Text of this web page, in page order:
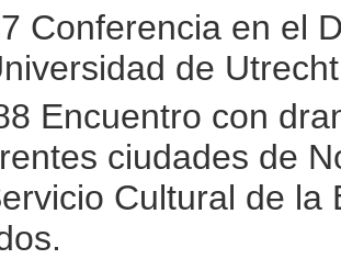
Conferencia en el
de
Encuentro con
ciudades de
Cultural de la